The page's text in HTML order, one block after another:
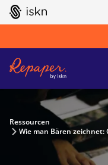
GO TO ISKN HOME
Ressourcen
Wie man Bären